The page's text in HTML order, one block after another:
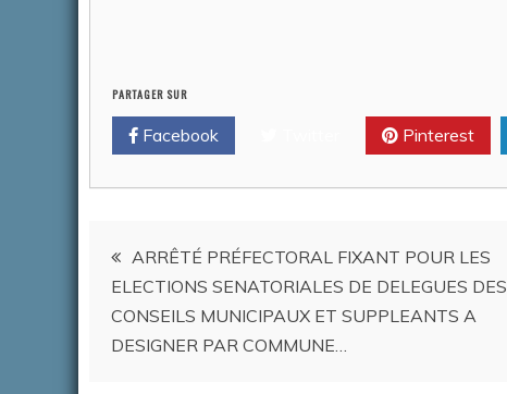
PARTAGER SUR
Facebook Pinterest
Navigation
de
l’article
ARRÊTÉ PRÉFECTORAL FIXANT POUR LES
ELECTIONS SENATORIALES DE DELEGUES DES
CONSEILS MUNICIPAUX ET SUPPLEANTS A
DESIGNER PAR COMMUNE…